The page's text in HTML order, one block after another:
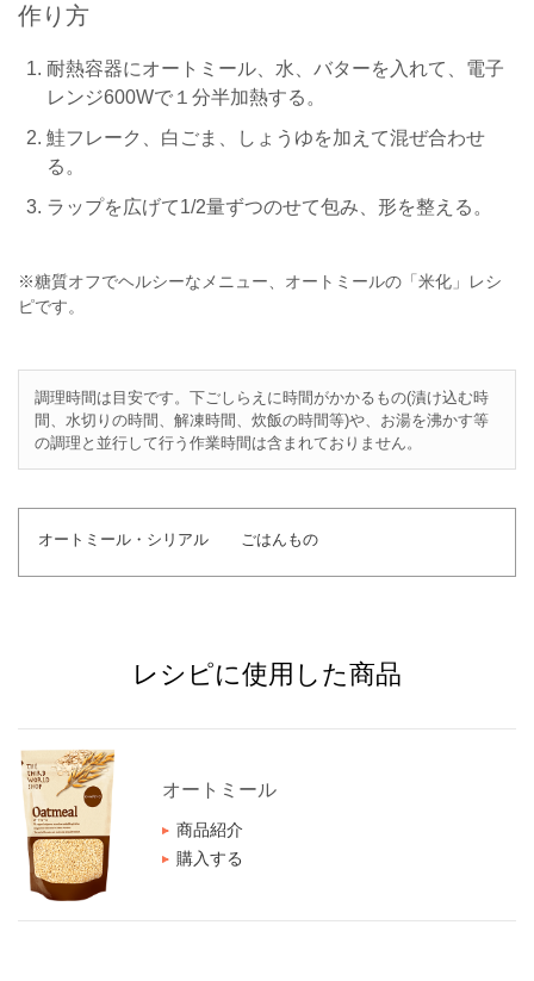
作り方
耐熱容器にオートミール、水、バターを入れて、電子
レンジ600Wで１分半加熱する。
鮭フレーク、白ごま、しょうゆを加えて混ぜ合わせ
る。
ラップを広げて1/2量ずつのせて包み、形を整える。
※糖質オフでヘルシーなメニュー、オートミールの「米化」レシ
ピです。
調理時間は目安です。下ごしらえに時間がかかるもの(漬け込む時
間、水切りの時間、解凍時間、炊飯の時間等)や、お湯を沸かす等
の調理と並行して行う作業時間は含まれておりません。
オートミール・シリアル ごはんもの
レシピに使用した商品
オートミール
商品紹介
購入する